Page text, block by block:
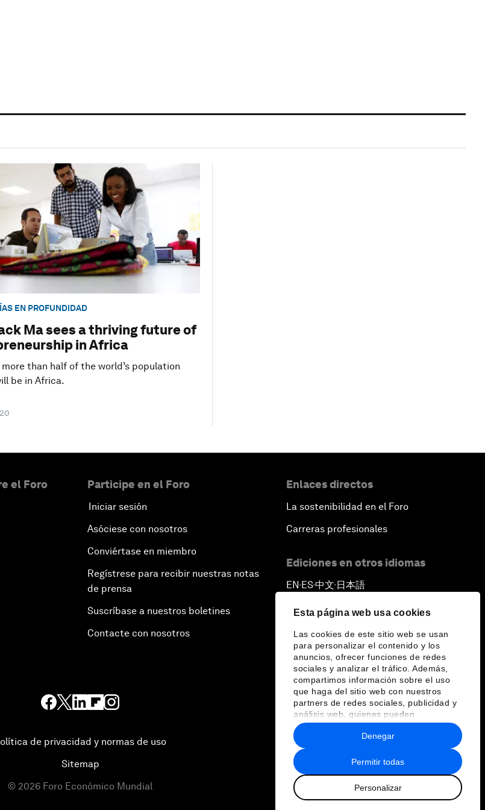
Esta página web usa cookies
Las cookies de este sitio web se usan
para personalizar el contenido y los
anuncios, ofrecer funciones de redes
sociales y analizar el tráfico. Además,
compartimos información sobre el uso
que haga del sitio web con nuestros
partners de redes sociales, publicidad y
análisis web, quienes pueden
combinarla con otra información que les
haya proporcionado o que hayan
recopilado a partir del uso que haya
hecho de sus servicios.
Permitir todas
Personalizar
Denegar
EN PROFUNDIDAD
Ma sees a thriving future of
in Africa
more than half of the world’s population
be in Africa.
el Foro Participe en el Foro
Iniciar sesión
Asóciese con nosotros
Conviértase en miembro
Regístrese para recibir nuestras notas
de prensa
Suscríbase a nuestros boletines
Contacte con nosotros
Enlaces directos
La sostenibilidad en el Foro
Carreras profesionales
Ediciones en otros idiomas
EN ▪ ES▪中文▪ 日本語
de privacidad y normas de uso
Sitemap
© 2026 Foro Económico Mundial